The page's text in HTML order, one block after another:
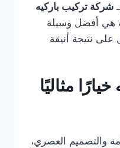
شركة تركيب باركيه
هي أفضل وسيلة
نتيجة أنيقة
خيارًا مثاليًا
والتصميم العصري،